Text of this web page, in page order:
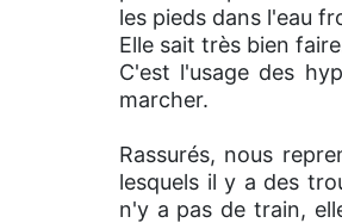
les pieds dans l'eau
Elle sait très bien
C'est l'usage des
marcher.
Rassurés, nous
lesquels il y a des
n'y a pas de train,